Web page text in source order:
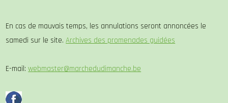
En cas de mauvais temps, les annulations seront annoncées le
samedi sur le site.Archives des promenades guidées
E-mail:webmaster@marchedudimanche.be